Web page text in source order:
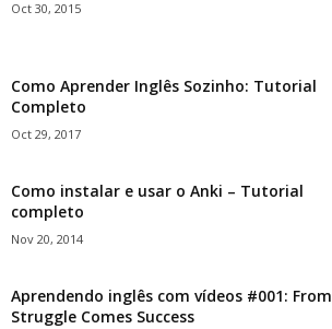
Oct 30, 2015
Como Aprender Inglês Sozinho: Tutorial
Completo
Oct 29, 2017
Como instalar e usar o Anki – Tutorial
completo
Nov 20, 2014
Aprendendo inglês com vídeos #001: From
Struggle Comes Success